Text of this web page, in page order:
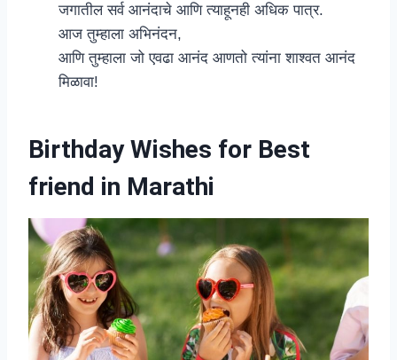
जगातील सर्व आनंदाचे आणि त्याहूनही अधिक पात्र.
आज तुम्हाला अभिनंदन,
आणि तुम्हाला जो एवढा आनंद आणतो त्यांना शाश्वत आनंद
मिळावा!
Birthday Wishes for Best
friend in Marathi